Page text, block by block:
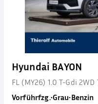
Hyundai BAYON
FL (MY26) 1.0 T-Gdi
Vorführfzg.•Grau•Benzin